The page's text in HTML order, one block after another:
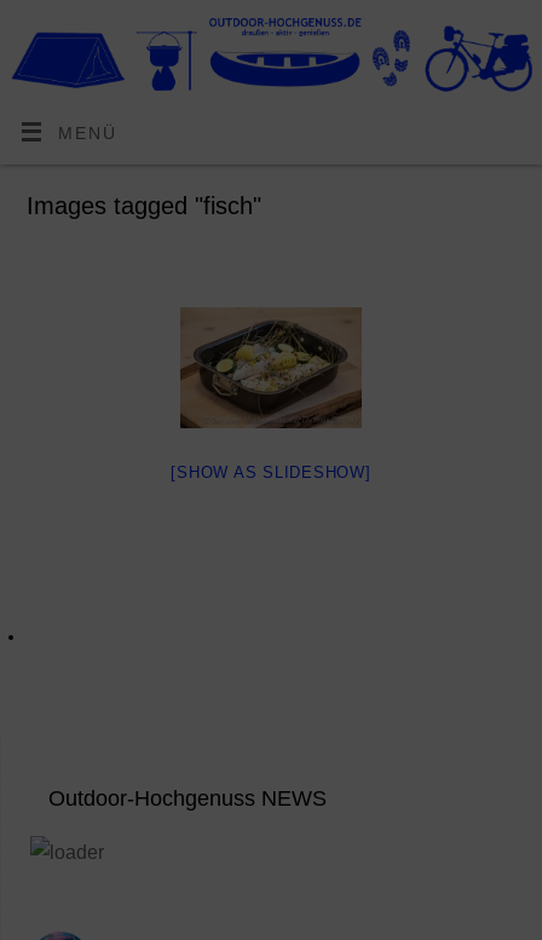
MENÜ
Images tagged "fisch"
[SHOW AS SLIDESHOW]
Outdoor-Hochgenuss NEWS